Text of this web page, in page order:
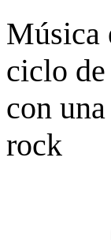
Música
ciclo
con
rock